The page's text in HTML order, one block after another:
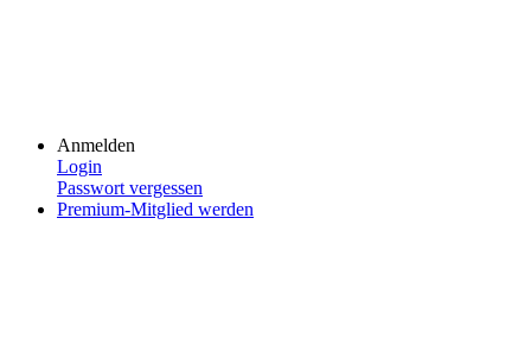
Anmelden
Login
Passwort vergessen
Premium-Mitglied werden